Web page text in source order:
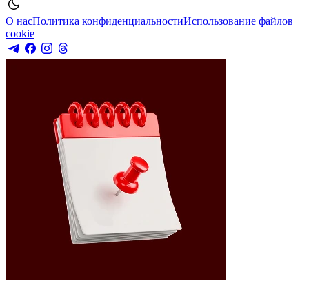
О насПолитика конфиденциальностиИспользование файлов
cookie